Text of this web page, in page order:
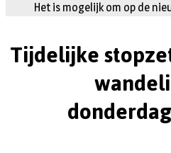
Het is mogelijk om op de
Tijdelijke